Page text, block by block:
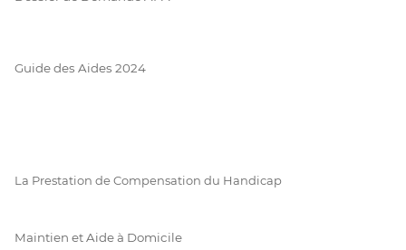
Guide des Aides 2024
La Prestation de Compensation du Handicap
Maintien et Aide à Domicile